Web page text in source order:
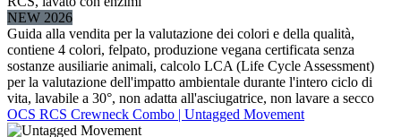
NEW 2026
Guida alla vendita per la valutazione dei colori e della qualità,
contiene 4 colori, felpato, produzione vegana certificata senza
sostanze ausiliarie animali, calcolo LCA (Life Cycle Assessment)
per la valutazione dell'impatto ambientale durante l'intero ciclo di
vita, lavabile a 30°, non adatta all'asciugatrice, non lavare a secco
OCS RCS Crewneck Combo | Untagged Movement